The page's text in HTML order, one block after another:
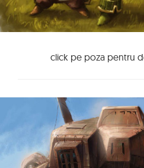
click pe poza pentru